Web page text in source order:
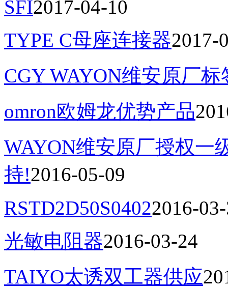
SFI2017-04-10
TYPE C母座连接器2017-
CGY WAYON维安原厂
omron欧姆龙优势产品
WAYON维安原厂授权一
持!2016-05-09
RSTD2D50S04022016-
光敏电阻器2016-03-24
TAIYO太诱双工器供应